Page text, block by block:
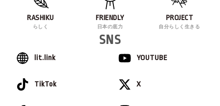
RASHIKU
らしく
FRIENDLY
日本の底力
PROJECT
自分らしく生きる
SNS
lit.link YOUTUBE
TikTok X